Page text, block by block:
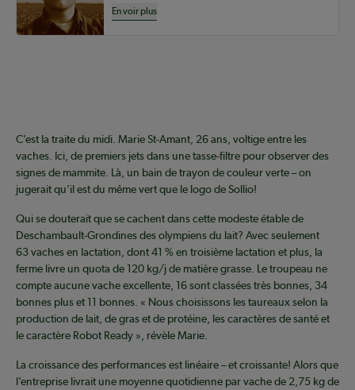
En voir plus
C’est la traite du midi. Marie St-Amant, 26 ans, voltige entre les
vaches. Ici, de premiers jets dans une tasse-filtre pour observer des
signes de mammite. Là, un bain de trayon de couleur verte – on
jugerait qu’il est du même vert que le logo de Sollio!
Qui se douterait que se cachent dans cette modeste étable de
Deschambault-Grondines des olympiens du lait? Avec seulement
63 vaches en lactation, dont 41 % en troisième lactation et plus, la
ferme livre un quota de 120 kg/j de matière grasse. Le troupeau ne
compte aucune vache excellente, 16 sont classées très bonnes, 34
bonnes plus et 11 bonnes. « Nous choisissons les taureaux selon la
production de lait, de gras et de protéine, les caractères de santé et
le caractère Robot Ready », révèle Marie.
La croissance des performances est linéaire – et croissante! Alors que
l’entreprise livrait une moyenne quotidienne par vache de 2,75 kg de